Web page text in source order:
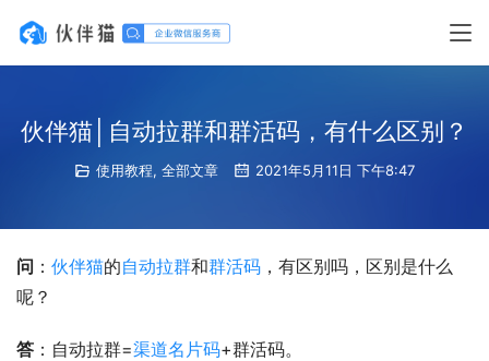
伙伴猫│自动拉群和群活码，有什么区别？
使用教程, 全部文章 2021年5月11日 下午8:47
问 ： 伙伴猫的自动拉群和群活码 ，有区别吗，区别是什么
呢？
答 ：自动拉群=渠道名片码+群活码。